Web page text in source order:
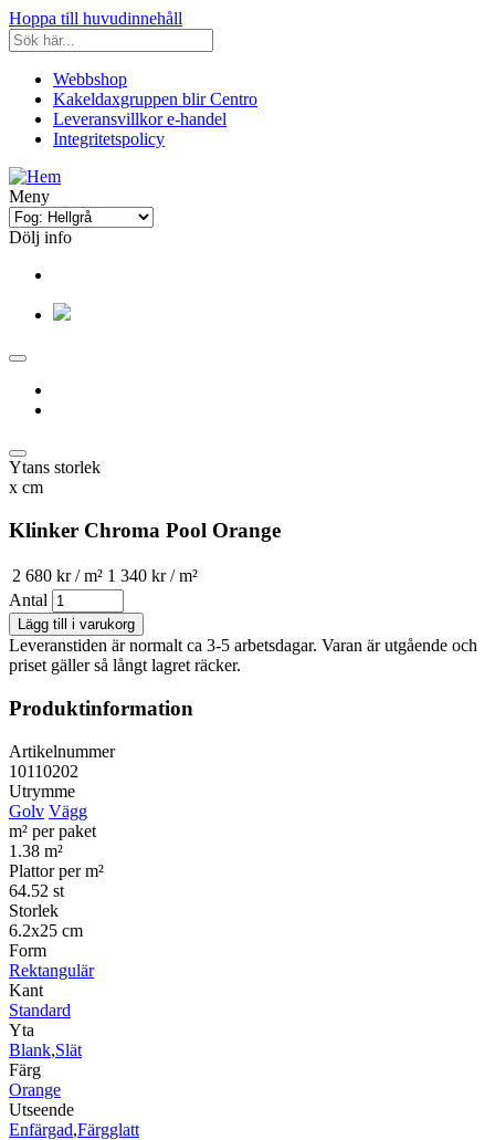
Hoppa till huvudinnehåll
Webbshop
Kakeldaxgruppen blir Centro
Leveransvillkor e-handel
Integritetspolicy
Meny
Dölj info
Ytans storlek
x cm
Klinker Chroma Pool Orange
2 680 kr / m² 1 340 kr / m²
Antal
Leveranstiden är normalt ca 3-5 arbetsdagar. Varan är utgående och
priset gäller så långt lagret räcker.
Produktinformation
Artikelnummer
10110202
Utrymme
Golv Vägg
m² per paket
1.38 m²
Plattor per m²
64.52 st
Storlek
6.2x25 cm
Form
Rektangulär
Kant
Standard
Yta
Blank,Slät
Färg
Orange
Utseende
Enfärgad,Färgglatt